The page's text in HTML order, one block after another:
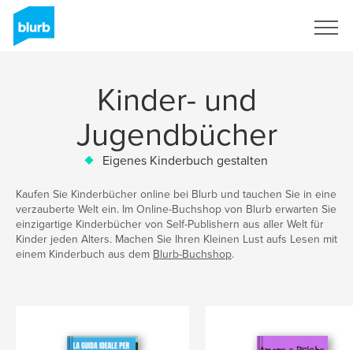
Kinder- und
Jugendbücher
Eigenes Kinderbuch gestalten
Kaufen Sie Kinderbücher online bei Blurb und tauchen Sie in eine
verzauberte Welt ein. Im Online-Buchshop von Blurb erwarten Sie
einzigartige Kinderbücher von Self-Publishern aus aller Welt für
Kinder jeden Alters. Machen Sie Ihren Kleinen Lust aufs Lesen mit
einem Kinderbuch aus dem Blurb-Buchshop.